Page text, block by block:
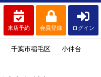
来店予約 会員登録 ログイン
千葉市稲毛区 小仲台